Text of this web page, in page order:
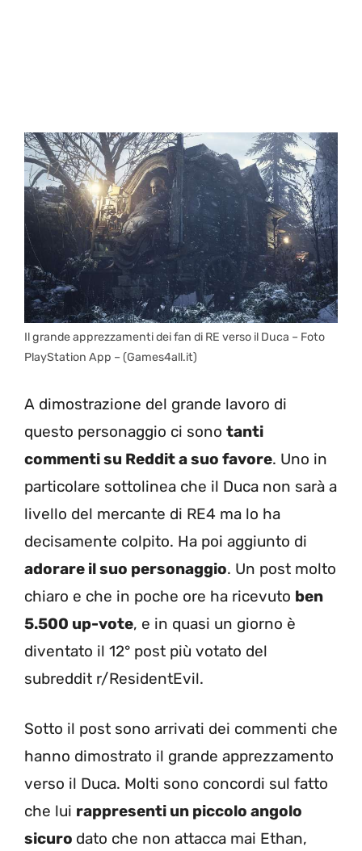
Il grande apprezzamenti dei fan di RE verso il Duca – Foto
PlayStation App – (Games4all.it)
A dimostrazione del grande lavoro di
questo personaggio ci sono tanti
commenti su Reddit a suo favore. Uno in
particolare sottolinea che il Duca non sarà a
livello del mercante di RE4 ma lo ha
decisamente colpito. Ha poi aggiunto di
adorare il suo personaggio. Un post molto
chiaro e che in poche ore ha ricevuto ben
5.500 up-vote, e in quasi un giorno è
diventato il 12° post più votato del
subreddit r/ResidentEvil.
Sotto il post sono arrivati dei commenti che
hanno dimostrato il grande apprezzamento
verso il Duca. Molti sono concordi sul fatto
che lui rappresenti un piccolo angolo
sicuro dato che non attacca mai Ethan,